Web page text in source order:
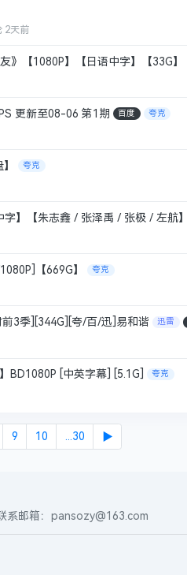
2天前
》【1080P】【日语中字】【33G】
更新至08-06 第1期 百度 夸克
夸克
】【朱志鑫 / 张泽禹 / 张极 / 左航】
【669G】 夸克
3季][344G][夸/百/迅]易和谐 迅雷
BD1080P [中英字幕] [5.1G] 夸克
9 10 ...30 ▶
系邮箱：pansozy@163.com